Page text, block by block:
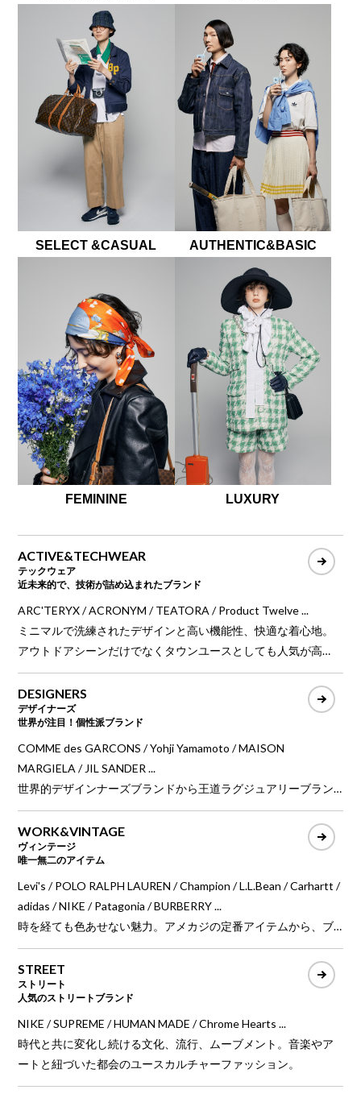
SELECT &CASUAL AUTHENTIC&BASIC
FEMININE LUXURY
ACTIVE&TECHWEAR
テックウェア
近未来的で、技術が詰め込まれたブランド
ARC'TERYX / ACRONYM / TEATORA / Product Twelve ...
ミニマルで洗練されたデザインと高い機能性、快適な着心地。
アウトドアシーンだけでなくタウンユースとしても人気が高
く、環境負荷の少ない素材やリサイクル素材でサステナビリテ
ィも実現する現代的ファッション。
DESIGNERS
デザイナーズ
世界が注目！個性派ブランド
COMME des GARCONS / Yohji Yamamoto / MAISON
MARGIELA / JIL SANDER ...
世界的デザインナーズブランドから王道ラグジュアリーブラン
ドのプレタポルテをはじめ、最高級の品質、最先端のファッシ
ョンを牽引する現代ファッションのハイエンドブランド。
WORK&VINTAGE
ヴィンテージ
唯一無二のアイテム
Levi's / POLO RALPH LAUREN / Champion / L.L.Bean / Carhartt /
adidas / NIKE / Patagonia / BURBERRY ...
時を経ても色あせない魅力。アメカジの定番アイテムから、ブ
ランドアーカイブ、ラグジュアリーブランドまで、唯一無二の
ヴィンテージアイテム。
STREET
ストリート
人気のストリートブランド
NIKE / SUPREME / HUMAN MADE / Chrome Hearts ...
時代と共に変化し続ける文化、流行、ムーブメント。音楽やア
ートと紐づいた都会のユースカルチャーファッション。